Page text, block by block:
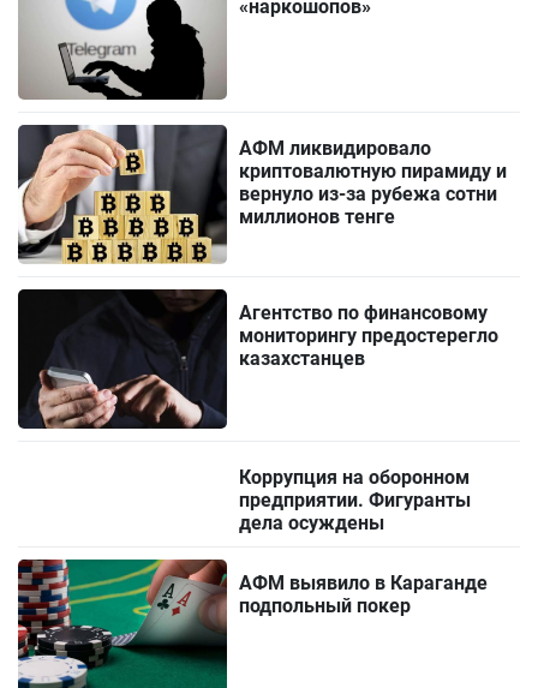
«наркошопов»
АФМ ликвидировало
криптовалютную пирамиду и
вернуло из-за рубежа сотни
миллионов тенге
Агентство по финансовому
мониторингу предостерегло
казахстанцев
Коррупция на оборонном
предприятии. Фигуранты
дела осуждены
АФМ выявило в Караганде
подпольный покер